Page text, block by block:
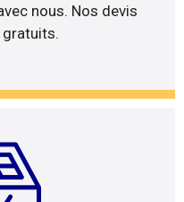
nous. Nos devis